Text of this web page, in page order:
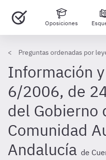
Oposiciones
Preguntas ordenadas por
Información
6/2006, de
del Gobierno
Comunidad
Andalucía de